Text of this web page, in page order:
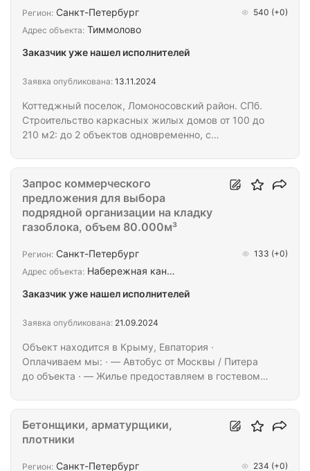
Коттеджный поселок, Ломоносовский район. СПб.
Строительство каркасных жилых домов от 100 до
210 м2: до 2 объектов одновременно, с
ключ" (с внутренней отделкой и благоустройством
территории).
Регион: Санкт-Петербург 540 (+0)
Адрес объекта: Тиммолово
Заказчик уже нашел исполнителей
Заявка опубликована: 13.11.2024
Объект находится в Крыму, Евпатория ·
Оплачиваем мы: · — Автобус от Москвы / Питера
до объекта · — Жилье предоставляем в гостевом
Спецодежда · — Для граждан СНГ делаем
документы за наш счёт · · · От вас нужны только
Просим предоставить ценовую информацию: · —
Запрос коммерческого
предложения для выбора
подрядной организации на кладку
газоблока, объем 80.000м³
Регион: Санкт-Петербург 133 (+0)
Адрес объекта: Набережная кан…
Заказчик уже нашел исполнителей
Заявка опубликована: 21.09.2024
Бетонщики, арматурщики,
плотники
Регион: Санкт-Петербург 234 (+0)